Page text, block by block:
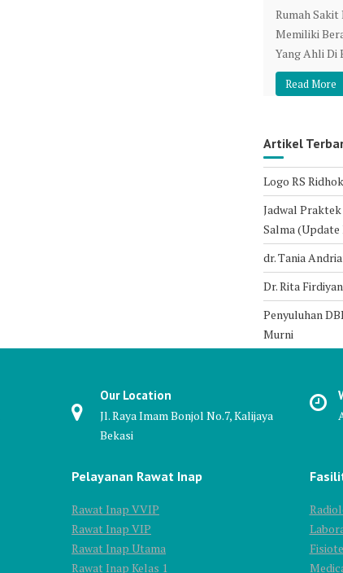
Rumah Sakit
Memiliki
Yang Ahli Di
Read More
Artikel
Logo RS
Jadwal
Salma (Update
dr. Tania
Dr. Rita
Penyuluhan
Murni
Our Location
Jl. Raya Imam Bonjol No.7, Kalijaya
Bekasi
Pelayanan Rawat Inap
Rawat Inap VVIP
Rawat Inap VIP
Rawat Inap Utama
Rawat Inap Kelas 1